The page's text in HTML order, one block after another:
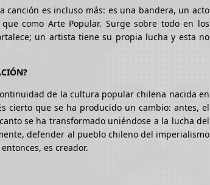
es incluso más: es una bandera, un acto
como Arte Popular. Surge sobre todo en los
un artista tiene su propia lucha y esta no
de la cultura popular chilena nacida en
cierto que se ha producido un cambio: antes, el
se ha transformado uniéndose a la lucha del
defender al pueblo chileno del imperialismo
es creador.